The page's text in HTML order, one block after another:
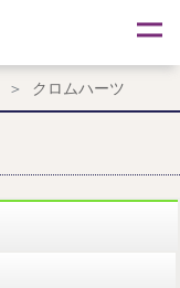
クロムハーツ